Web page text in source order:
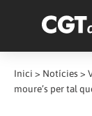
Inici > Notícies >
moure’s per tal